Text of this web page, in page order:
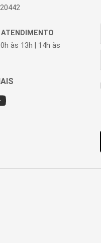
às 13h | 14h às